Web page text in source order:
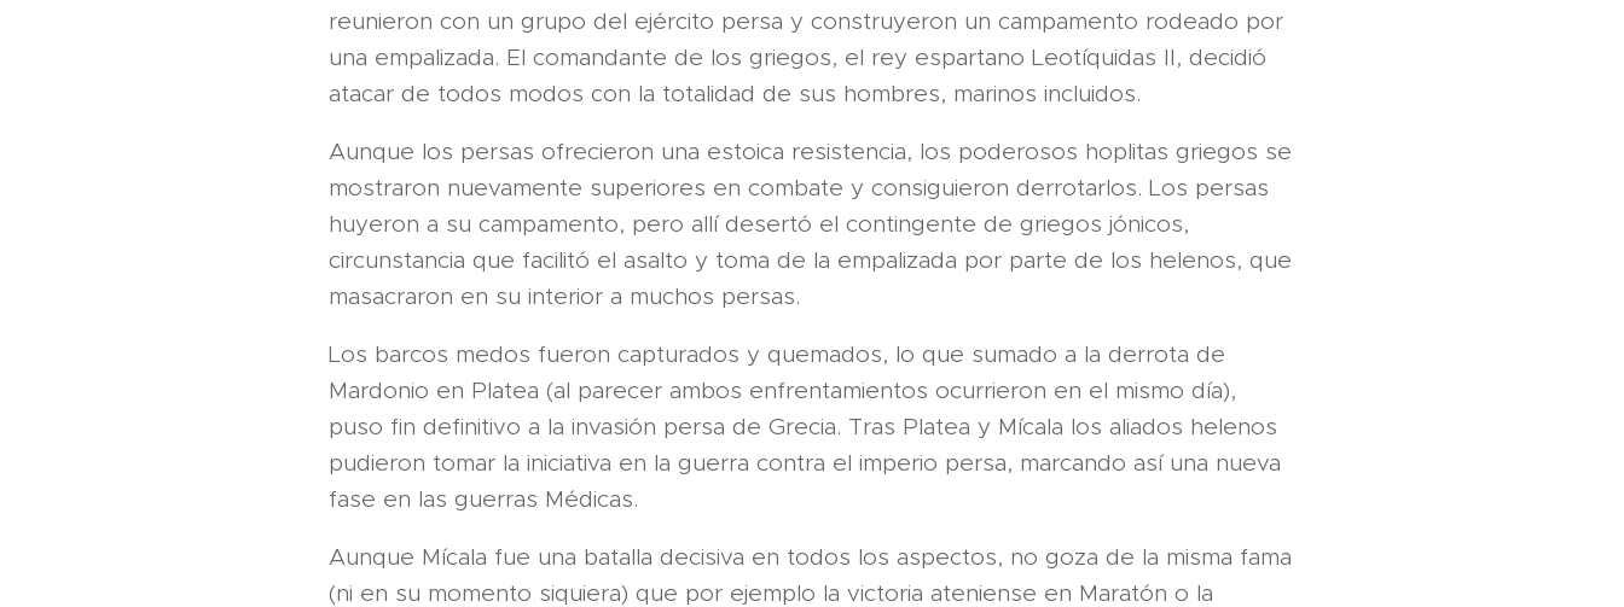
reunieron con un grupo del ejército persa y construyeron un campamento rodeado por
una empalizada. El comandante de los griegos, el rey espartano Leotíquidas II, decidió
atacar de todos modos con la totalidad de sus hombres, marinos incluidos.
Aunque los persas ofrecieron una estoica resistencia, los poderosos hoplitas griegos se
mostraron nuevamente superiores en combate y consiguieron derrotarlos. Los persas
huyeron a su campamento, pero allí desertó el contingente de griegos jónicos,
circunstancia que facilitó el asalto y toma de la empalizada por parte de los helenos, que
masacraron en su interior a muchos persas.
Los barcos medos fueron capturados y quemados, lo que sumado a la derrota de
Mardonio en Platea (al parecer ambos enfrentamientos ocurrieron en el mismo día),
puso fin definitivo a la invasión persa de Grecia. Tras Platea y Mícala los aliados helenos
pudieron tomar la iniciativa en la guerra contra el imperio persa, marcando así una nueva
fase en las guerras Médicas.
Aunque Mícala fue una batalla decisiva en todos los aspectos, no goza de la misma fama
(ni en su momento siquiera) que por ejemplo la victoria ateniense en Maratón o la